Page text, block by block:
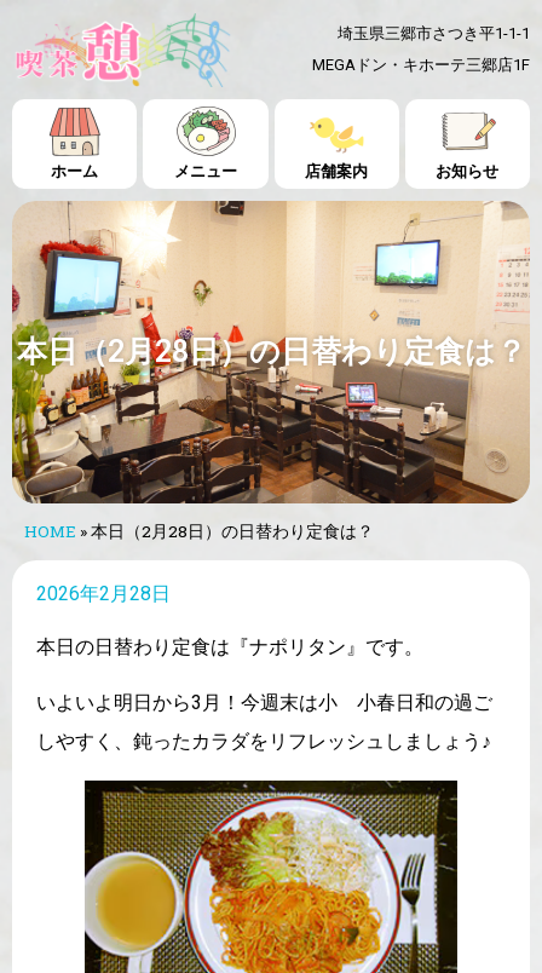
埼玉県三郷市さつき平1-1-1
MEGAドン・キホーテ三郷店1F
ホーム メニュー 店舗案内 お知らせ
本日（2月28日）の日替わり定食は？
HOME »本日（2月28日）の日替わり定食は？
2026年2月28日
本日の日替わり定食は『ナポリタン』です。
いよいよ明日から3月！今週末は小 小春日和の過ご
しやすく、鈍ったカラダをリフレッシュしましょう♪